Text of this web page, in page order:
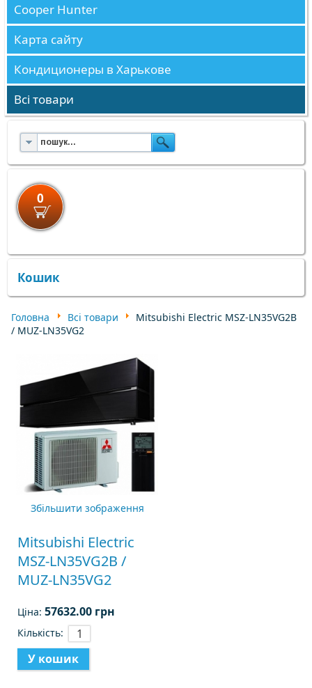
Cooper Hunter
Карта сайту
Кондиционеры в Харькове
Всі товари
0
×
×
Кошик
Головна Всі товари
Mitsubishi Electric MSZ-LN35VG2B
/ MUZ-LN35VG2
Збільшити зображення
Mitsubishi Electric
MSZ-LN35VG2B /
MUZ-LN35VG2
Ціна:57632.00 грн
Кількість: